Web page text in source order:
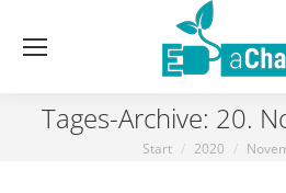
Tages-Archive: 20.
Sie befinden
Start 2020